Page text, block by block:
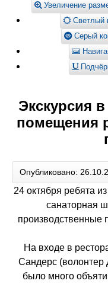
Увеличение
Светлый
Серый
Экскурсия
помещения
Опубликовано:
24 октября ребята
санаторная
производственные
На входе в
Сандерс (волонтер
было много